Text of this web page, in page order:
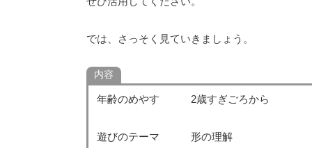
では、さっそく見ていきましょう。
内容
年齢のめやす 2歳すぎごろから
遊びのテーマ 形の理解